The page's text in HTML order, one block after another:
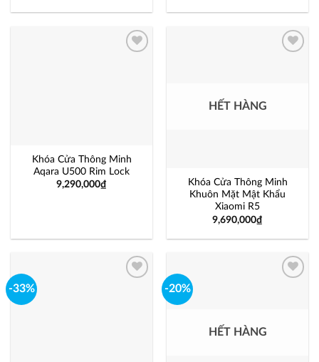
Khóa Cửa Thông Minh
Aqara U500 Rim Lock
9,290,000₫
HẾT HÀNG
Khóa Cửa Thông Minh
Khuôn Mặt Mật Khẩu
Xiaomi R5
9,690,000₫
-33% -20%
HẾT HÀNG